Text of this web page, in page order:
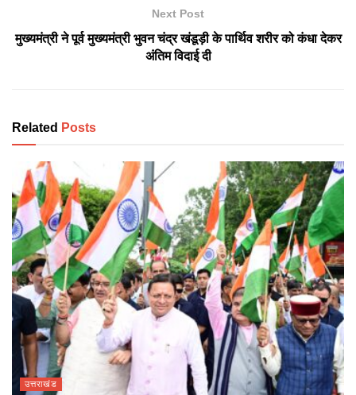
Next Post
मुख्यमंत्री ने पूर्व मुख्यमंत्री भुवन चंद्र खंडूड़ी के पार्थिव शरीर को कंधा देकर
अंतिम विदाई दी
Related Posts
उत्तराखंड